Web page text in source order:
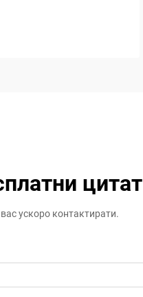
цитат
ускоро контактирати.